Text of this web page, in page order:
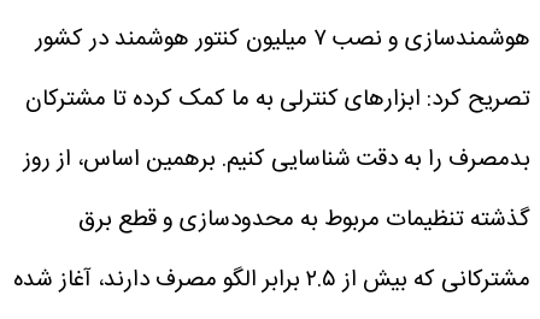
هوشمندسازی و نصب ۷ میلیون کنتور هوشمند در کشور
تصریح کرد: ابزار‌های کنترلی به ما کمک کرده تا مشترکان
بدمصرف را به دقت شناسایی کنیم. برهمین اساس، از روز
گذشته تنظیمات مربوط به محدودسازی و قطع برق
مشترکانی که بیش از ۲.۵ برابر الگو مصرف دارند، آغاز شده